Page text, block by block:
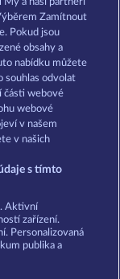
údajů
dotazy
Zamítnout
Pokud jsou
obsahy a
nabídku můžete
souhlas odvolat
části webové
webové
v našem
v našich
s tímto
Aktivní
zařízení.
Personalizovaná
publika a